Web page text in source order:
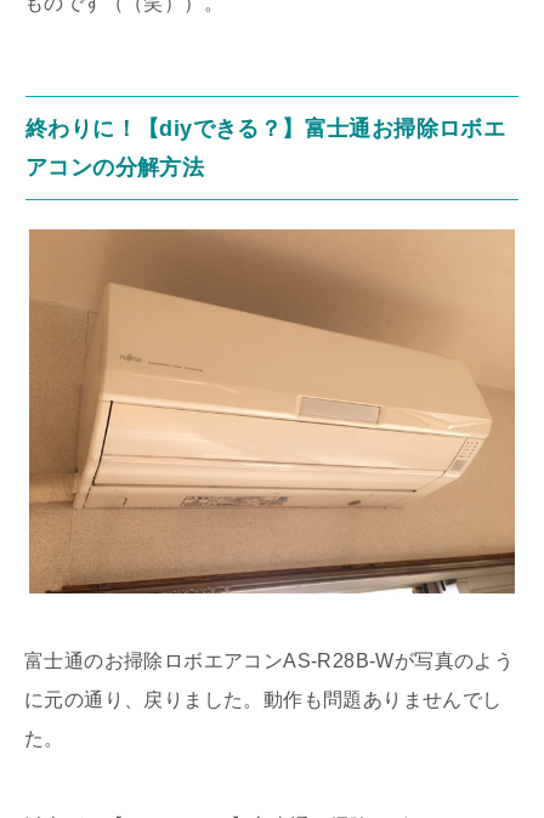
終わりに！【diyできる？】富士通お掃除ロボエ
アコンの分解方法
富士通のお掃除ロボエアコンAS-R28B-Wが写真のよう
に元の通り、戻りました。動作も問題ありませんでし
た。